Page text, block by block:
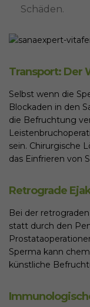
Schäden.
Transport: Der
Selbst wenn die
Blockaden in den
die Befruchtung
sein. Chirurgische
das Einfrieren von
Retrograde
Bei der
statt durch den
Sperma kann
künstliche